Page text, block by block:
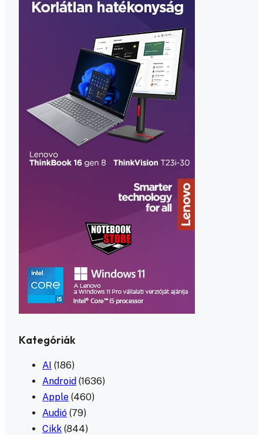
Kategóriák
AI (186)
Android (1636)
Apple (460)
Audió (79)
Cikk (844)